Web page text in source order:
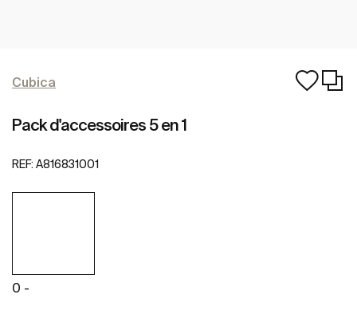
Cubica
Pack d'accessoires 5 en 1
REF: A816831001
0 -